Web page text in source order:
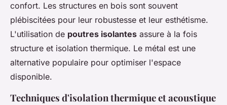
confort. Les structures en bois sont souvent
plébiscitées pour leur robustesse et leur esthétisme.
L'utilisation de poutres isolantes assure à la fois
structure et isolation thermique. Le métal est une
alternative populaire pour optimiser l'espace
disponible.
Techniques d'isolation thermique et acoustique